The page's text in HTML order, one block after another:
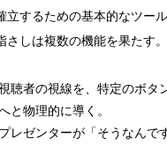
立するための基本的なツー
さしは複数の機能を果たす。
視聴者の視線を、特定のボタ
と物理的に導く。
プレゼンターが「そうなんで